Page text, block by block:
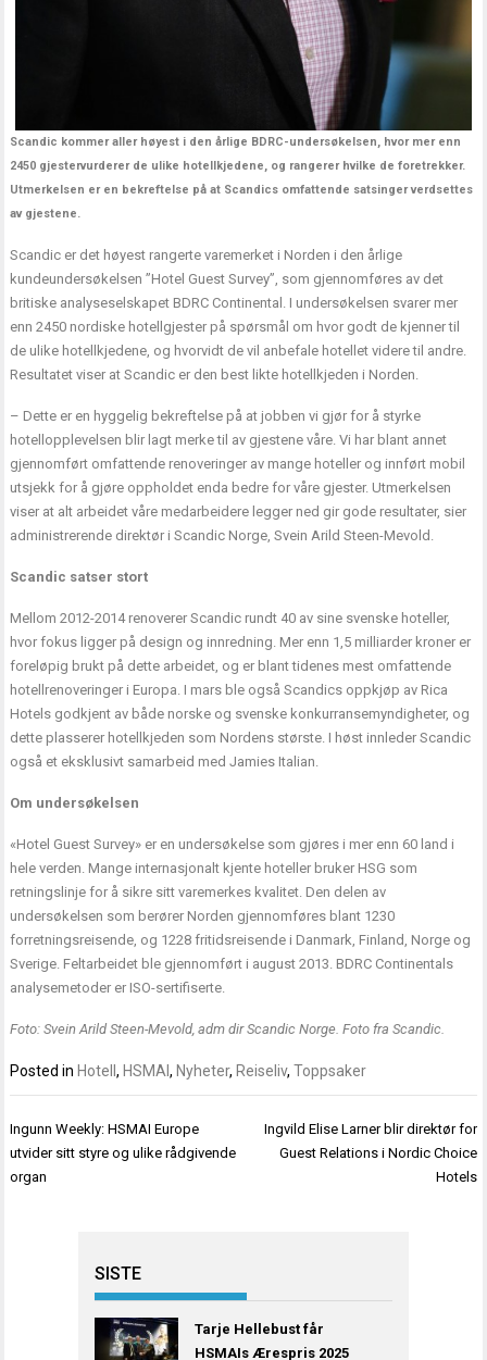
Scandic kommer aller høyest i den årlige BDRC-undersøkelsen, hvor mer enn
2450 gjestervurderer de ulike hotellkjedene, og rangerer hvilke de foretrekker.
Utmerkelsen er en bekreftelse på at Scandics omfattende satsinger verdsettes
av gjestene.
Scandic er det høyest rangerte varemerket i Norden i den årlige
kundeundersøkelsen ”Hotel Guest Survey”, som gjennomføres av det
britiske analyseselskapet BDRC Continental. I undersøkelsen svarer mer
enn 2450 nordiske hotellgjester på spørsmål om hvor godt de kjenner til
de ulike hotellkjedene, og hvorvidt de vil anbefale hotellet videre til andre.
Resultatet viser at Scandic er den best likte hotellkjeden i Norden.
– Dette er en hyggelig bekreftelse på at jobben vi gjør for å styrke
hotellopplevelsen blir lagt merke til av gjestene våre. Vi har blant annet
gjennomført omfattende renoveringer av mange hoteller og innført mobil
utsjekk for å gjøre oppholdet enda bedre for våre gjester. Utmerkelsen
viser at alt arbeidet våre medarbeidere legger ned gir gode resultater, sier
administrerende direktør i Scandic Norge, Svein Arild Steen-Mevold.
Scandic satser stort
Mellom 2012-2014 renoverer Scandic rundt 40 av sine svenske hoteller,
hvor fokus ligger på design og innredning. Mer enn 1,5 milliarder kroner er
foreløpig brukt på dette arbeidet, og er blant tidenes mest omfattende
hotellrenoveringer i Europa. I mars ble også Scandics oppkjøp av Rica
Hotels godkjent av både norske og svenske konkurransemyndigheter, og
dette plasserer hotellkjeden som Nordens største. I høst innleder Scandic
også et eksklusivt samarbeid med Jamies Italian.
Om undersøkelsen
«Hotel Guest Survey» er en undersøkelse som gjøres i mer enn 60 land i
hele verden. Mange internasjonalt kjente hoteller bruker HSG som
retningslinje for å sikre sitt varemerkes kvalitet. Den delen av
undersøkelsen som berører Norden gjennomføres blant 1230
forretningsreisende, og 1228 fritidsreisende i Danmark, Finland, Norge og
Sverige. Feltarbeidet ble gjennomført i august 2013. BDRC Continentals
analysemetoder er ISO-sertifiserte.
Foto: Svein Arild Steen-Mevold, adm dir Scandic Norge. Foto fra Scandic.
Posted in Hotell, HSMAI, Nyheter, Reiseliv,Toppsaker
Innleggsnavigasjon
Ingunn Weekly: HSMAI Europe
utvider sitt styre og ulike rådgivende
organ
Ingvild Elise Larner blir direktør for
Guest Relations i Nordic Choice
Hotels
SISTE
Tarje Hellebust får
HSMAIs Ærespris 2025